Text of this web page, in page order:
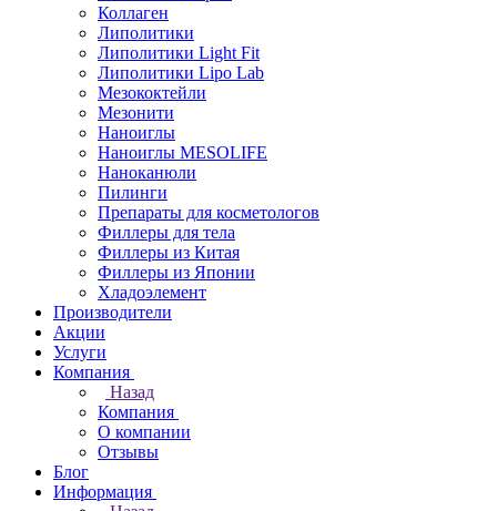
Коллаген
Липолитики
Липолитики Light Fit
Липолитики Lipo Lab
Мезококтейли
Мезонити
Наноиглы
Наноиглы MESOLIFE
Наноканюли
Пилинги
Препараты для косметологов
Филлеры для тела
Филлеры из Китая
Филлеры из Японии
Хладоэлемент
Производители
Акции
Услуги
Компания
Назад
Компания
О компании
Отзывы
Блог
Информация